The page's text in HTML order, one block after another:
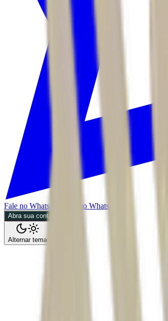
Fale no WhatsApp Fale no WhatsApp
Abra sua conta
Alternar tema